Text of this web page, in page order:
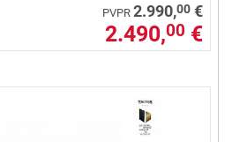
PVPR 2.990,00 €
2.490,00 €